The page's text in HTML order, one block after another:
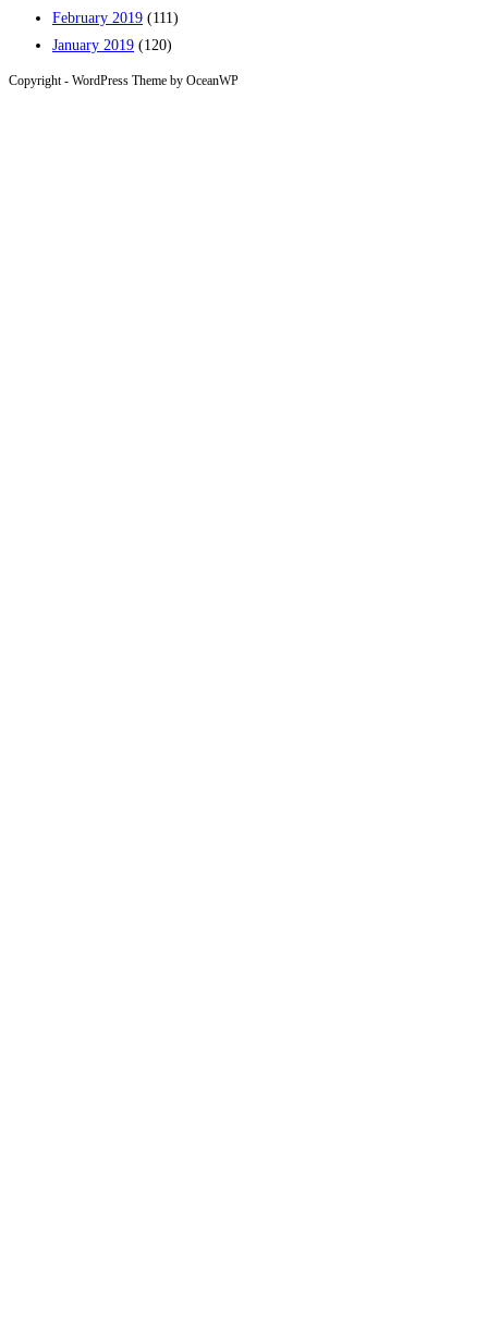
February 2019 (111)
January 2019 (120)
Copyright - WordPress Theme by OceanWP